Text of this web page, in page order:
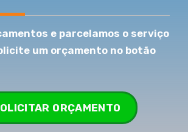
e parcelamos o serviço
um orçamento no botão
ORÇAMENTO